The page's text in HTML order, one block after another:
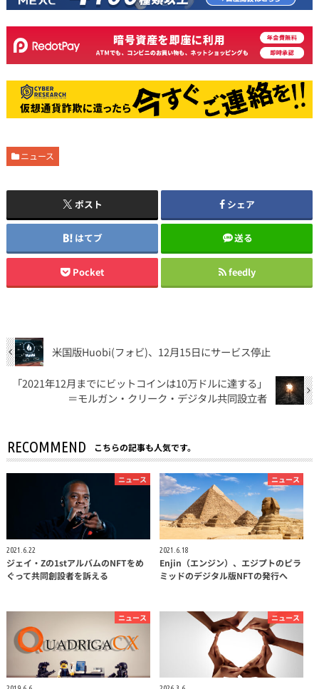
ニュース
ポスト シェア
はてブ 送る
Pocket feedly
米国版Huobi(フォビ)、12月15日にサービス停止
「2021年12月までにビットコインは10万ドルに達する」
＝モルガン・クリーク・デジタル共同設立者
RECOMMEND こちらの記事も人気です。
ニュース
2021.6.22
ジェイ・Zの1stアルバムのNFTをめ
ぐって共同創設者を訴える
ニュース
2021.6.18
Enjin（エンジン）、エジプトのピラ
ミッドのデジタル版NFTの発行へ
ニュース ニュース